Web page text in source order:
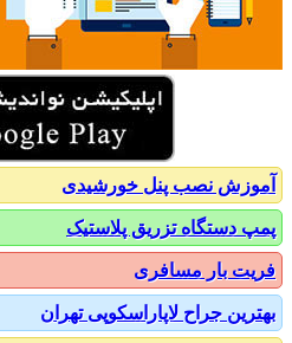
نصب پنل خورشیدی
دستگاه تزریق پلاستیک
بار مسافری
جراح لاپاراسکوپی تهران